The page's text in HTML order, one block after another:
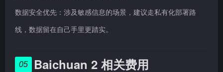
数据安全优先：涉及敏感信息的场景，建议走私有化部署路
线，数据留在自己手里更踏实。
05 Baichuan 2 相关费用